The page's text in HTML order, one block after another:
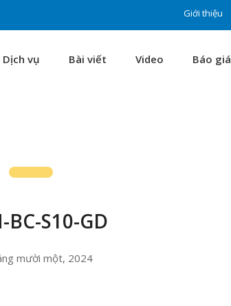
Giới thiệu
Dịch vụ Bài viết Video Báo giá
S10-GD
mười một, 2024